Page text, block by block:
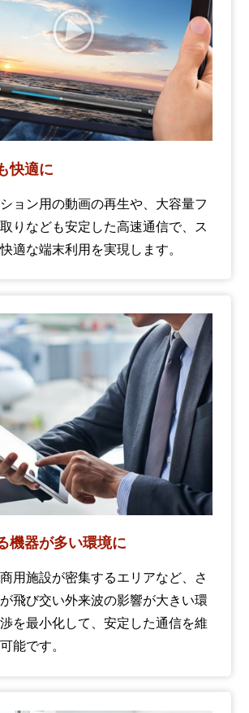
快適に
ョン用の動画の再生や、大容量フ
りなども安定した高速通信で、ス
適な端末利用を実現します。
機器が多い環境に
用施設が密集するエリアなど、さ
飛び交い外来波の影響が大きい環
を最小化して、安定した通信を維
能です。